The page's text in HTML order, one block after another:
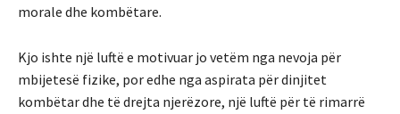
morale dhe kombëtare.
Kjo ishte një luftë e motivuar jo vetëm nga nevoja për
mbijetesë fizike, por edhe nga aspirata për dinjitet
kombëtar dhe të drejta njerëzore, një luftë për të rimarrë